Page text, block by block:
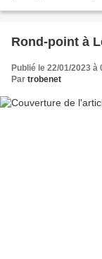
Rond-point à
Publié le 22/01/2023 à
Par trobenet